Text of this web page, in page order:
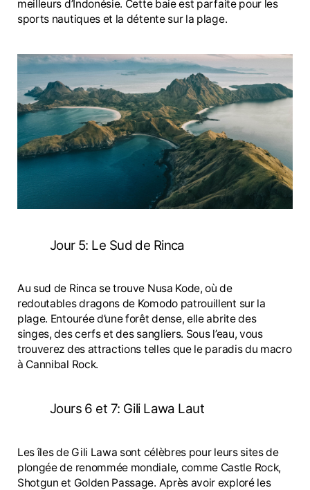
meilleurs d’Indonésie. Cette baie est parfaite pour les
sports nautiques et la détente sur la plage.
Jour 5: Le Sud de Rinca
Au sud de Rinca se trouve Nusa Kode, où de
redoutables dragons de Komodo patrouillent sur la
plage. Entourée d’une forêt dense, elle abrite des
singes, des cerfs et des sangliers. Sous l’eau, vous
trouverez des attractions telles que le paradis du macro
à Cannibal Rock.
Jours 6 et 7: Gili Lawa Laut
Les îles de Gili Lawa sont célèbres pour leurs sites de
plongée de renommée mondiale, comme Castle Rock,
Shotgun et Golden Passage. Après avoir exploré les